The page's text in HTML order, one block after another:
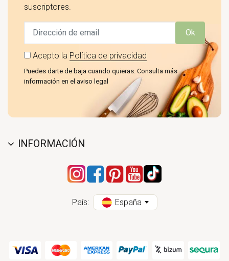
suscriptores.
Ok
Acepto la Política de privacidad
Puedes darte de baja cuando quieras. Consulta más
información en el aviso legal
INFORMACIÓN
País: España